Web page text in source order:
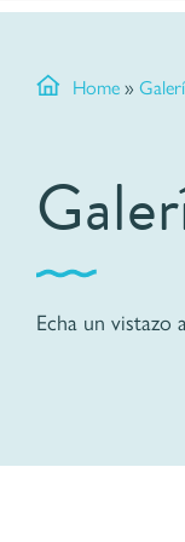
Home »
Echa un vistazo